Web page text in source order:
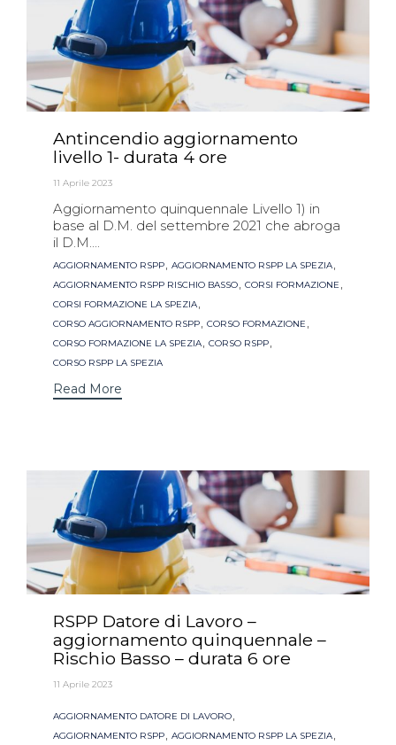
Antincendio aggiornamento
livello 1- durata 4 ore
11 Aprile 2023
Aggiornamento quinquennale Livello 1) in
base al D.M. del settembre 2021 che abroga
il D.M....
Tags
AGGIORNAMENTO RSPP, AGGIORNAMENTO RSPP LA SPEZIA,
AGGIORNAMENTO RSPP RISCHIO BASSO, CORSI FORMAZIONE ,
CORSI FORMAZIONE LA SPEZIA,
CORSO AGGIORNAMENTO RSPP, CORSO FORMAZIONE ,
CORSO FORMAZIONE LA SPEZIA, CORSO RSPP,
CORSO RSPP LA SPEZIA
Read More
RSPP Datore di Lavoro –
aggiornamento quinquennale –
Rischio Basso – durata 6 ore
11 Aprile 2023
Tags
AGGIORNAMENTO DATORE DI LAVORO,
AGGIORNAMENTO RSPP, AGGIORNAMENTO RSPP LA SPEZIA,